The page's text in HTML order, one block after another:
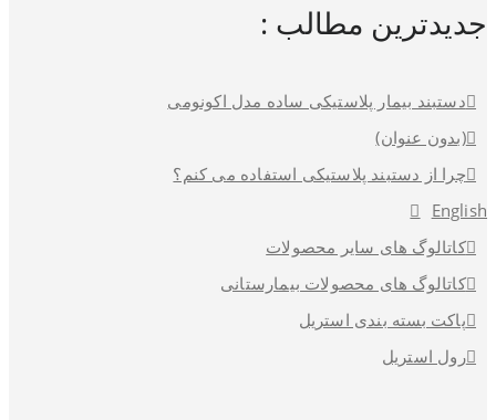
جدیدترین مطالب :
دستبند بیمار پلاستیکی ساده مدل اکونومی
(بدون عنوان)
چرا از دستبند پلاستیکی استفاده می کنم؟
English
کاتالوگ های سایر محصولات
کاتالوگ های محصولات بیمارستانی
پاکت بسته بندی استریل
رول استریل